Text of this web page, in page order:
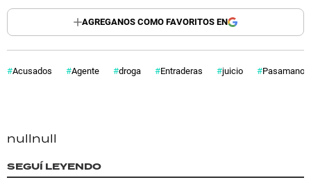
AGREGANOS COMO FAVORITOS EN
Acusados Agente droga Entraderas juicio Pasamanos
nullnull
SEGUÍ LEYENDO